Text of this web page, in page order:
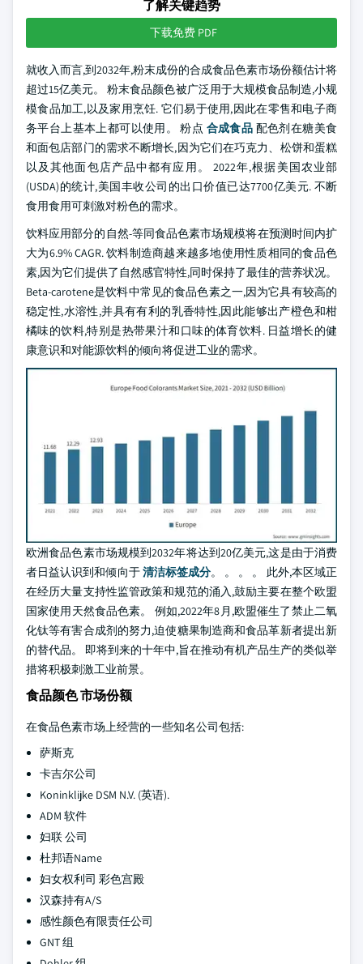
了解关键趋势
下载免费 PDF
就收入而言,到2032年,粉末成份的合成食品色素市场份额估计将
超过15亿美元。 粉末食品颜色被广泛用于大规模食品制造,小规
模食品加工,以及家用烹饪. 它们易于使用,因此在零售和电子商
务平台上基本上都可以使用。 粉点 合成食品 配色剂在糖美食
和面包店部门的需求不断增长,因为它们在巧克力、松饼和蛋糕
以及其他面包店产品中都有应用。 2022年,根据美国农业部
(USDA)的统计,美国丰收公司的出口价值已达7700亿美元. 不断
食用食用可刺激对粉色的需求。
饮料应用部分的自然-等同食品色素市场规模将在预测时间内扩
大为6.9% CAGR. 饮料制造商越来越多地使用性质相同的食品色
素,因为它们提供了自然感官特性,同时保持了最佳的营养状况。
Beta-carotene是饮料中常见的食品色素之一,因为它具有较高的
稳定性,水溶性,并具有有利的乳香特性,因此能够出产橙色和柑
橘味的饮料,特别是热带果汁和口味的体育饮料. 日益增长的健
康意识和对能源饮料的倾向将促进工业的需求。
欧洲食品色素市场规模到2032年将达到20亿美元,这是由于消费
者日益认识到和倾向于清洁标签成分。 。 。 。 此外,本区域正
在经历大量支持性监管政策和规范的涌入,鼓励主要在整个欧盟
国家使用天然食品色素。 例如,2022年8月,欧盟催生了禁止二氧
化钛等有害合成剂的努力,迫使糖果制造商和食品革新者提出新
的替代品。 即将到来的十年中,旨在推动有机产品生产的类似举
措将积极刺激工业前景。
食品颜色 市场份额
在食品色素市场上经营的一些知名公司包括:
萨斯克
卡吉尔公司
Koninklijke DSM N.V. (英语).
ADM 软件
妇联 公司
杜邦语Name
妇女权利司 彩色宫殿
汉森持有A/S
感性颜色有限责任公司
GNT 组